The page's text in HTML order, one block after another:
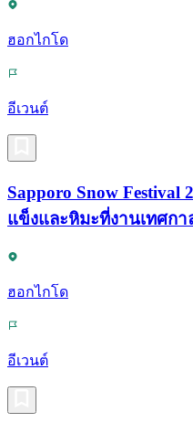
ฮอกไกโด
อีเวนต์
Sapporo Snow
แข็งและหิมะที่งานเทศก
ฮอกไกโด
อีเวนต์